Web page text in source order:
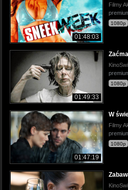
01:48:03
Filmy
1080p
01:49:33
1080p
01:47:19
W
Filmy
1080p